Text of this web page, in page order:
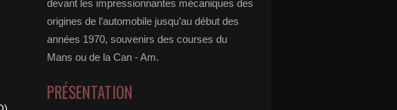
devant les impressionnantes mécaniques des
origines de l’automobile jusqu’au début des
années 1970, souvenirs des courses du
Mans ou de la Can - Am.
PRÉSENTATION